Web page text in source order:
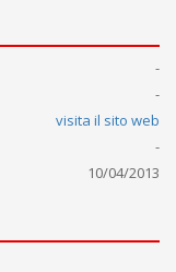
-
-
visita il sito web
-
10/04/2013